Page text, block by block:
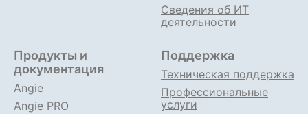
Сведения об ИТ
деятельности
Продукты и
документация
Angie
Angie PRO
Поддержка
Техническая поддержка
Профессиональные
услуги